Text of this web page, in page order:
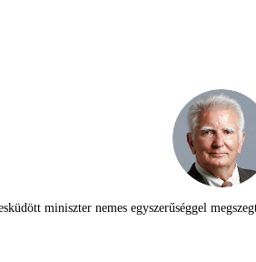
miniszter nemes egyszerűséggel